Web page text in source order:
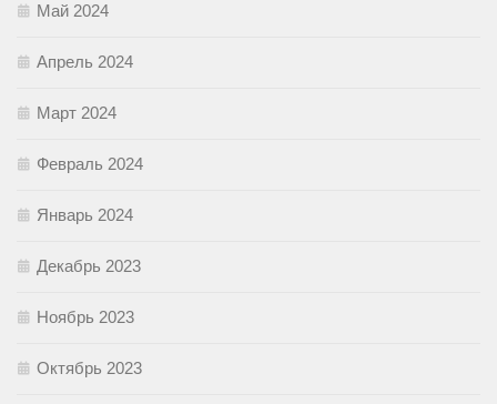
Май 2024
Апрель 2024
Март 2024
Февраль 2024
Январь 2024
Декабрь 2023
Ноябрь 2023
Октябрь 2023